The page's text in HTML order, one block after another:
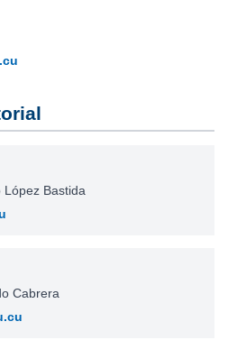
López Bastida
Cabrera